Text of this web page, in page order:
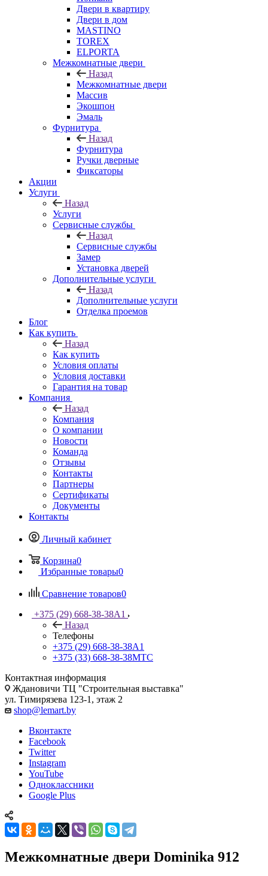
Двери в квартиру
Двери в дом
MASTINO
TOREX
ELPORTA
Межкомнатные двери
Назад
Межкомнатные двери
Массив
Экошпон
Эмаль
Фурнитура
Назад
Фурнитура
Ручки дверные
Фиксаторы
Акции
Услуги
Назад
Услуги
Сервисные службы
Назад
Сервисные службы
Замер
Установка дверей
Дополнительные услуги
Назад
Дополнительные услуги
Отделка проемов
Блог
Как купить
Назад
Как купить
Условия оплаты
Условия доставки
Гарантия на товар
Компания
Назад
Компания
О компании
Новости
Команда
Отзывы
Контакты
Партнеры
Сертификаты
Документы
Контакты
Личный кабинет
Корзина0
Избранные товары0
Сравнение товаров0
+375 (29) 668-38-38A1
Назад
Телефоны
+375 (29) 668-38-38A1
+375 (33) 668-38-38МТС
Контактная информация
Ждановичи ТЦ "Строительная выставка"
ул. Тимирязева 123-1, этаж 2
shop@lemart.by
Вконтакте
Facebook
Twitter
Instagram
YouTube
Одноклассники
Google Plus
Межкомнатные двери Dominika 912